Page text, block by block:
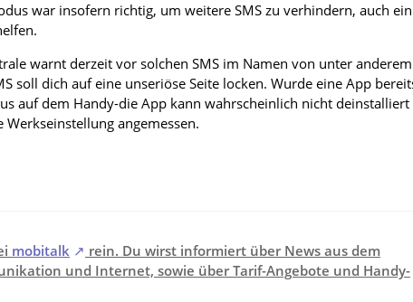
war insofern richtig, um weitere SMS zu verhindern, auch ein
warnt derzeit vor solchen SMS im Namen von unter anderem
soll dich auf eine unseriöse Seite locken. Wurde eine App
auf dem Handy-die App kann wahrscheinlich nicht deinstalliert
angemessen.
mobitalk
rein. Du wirst informiert über News aus dem
und Internet, sowie über Tarif-Angebote und Handy-